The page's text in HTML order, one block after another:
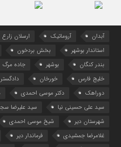
آبدان آروماتیک ارسلان زارع
استاندار بوشهر
بخش بردخون
بندر کنگان
بوشهر جاده مرگ
خلیج فارس
خورخان
دوراهک
دکتر موسی احمدی
سید علی حسینی نیا
سید علیرضا
شهرستان دیر
شیخ موسی احمدی
غلامرضا جمشیدی
فرماندار دیر